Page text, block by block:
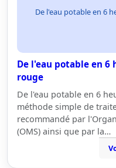
De l'eau potable en 6
De l'eau potable en 6
rouge
De l'eau potable en 6
méthode simple de
recommandé par
(OMS) ainsi que par la…